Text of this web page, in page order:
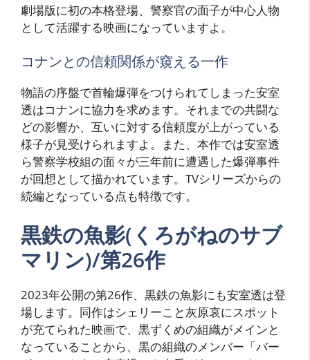
劇場版に初の本格登場、警察官の面子が中心人物
として活躍する映画になっていますよ。
コナンとの信頼関係が窺える一作
物語の序盤で首輪爆弾をつけられてしまった安室
透はコナンに協力を求めます。それまでの共闘な
どの影響か、互いに対する信頼度が上がっている
様子が見受けられますよ。また、本作では安室透
ら警察学校組の面々が三年前に遭遇した爆弾事件
が回想として描かれています。TVシリーズからの
続編となっている点も特徴です。
黒鉄の魚影(くろがねのサブ
マリン)/第26作
2023年公開の第26作、黒鉄の魚影にも安室透は登
場します。同作はシェリーこと灰原哀にスポット
が充てられた映画で、黒ずくめの組織がメインと
なっていることから、黒の組織のメンバー「バー